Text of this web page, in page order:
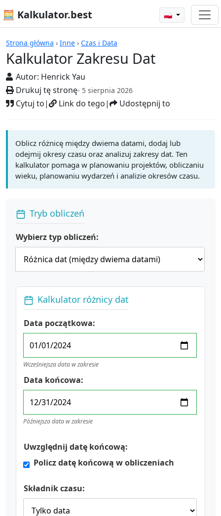
🧮 Kalkulator.best 🇵🇱
Strona główna › Inne › Czas i Data
Kalkulator Zakresu Dat
Autor: Henrick Yau
Drukuj tę stronę- 5 sierpnia 2026
Cytuj to| Link do tego| Udostępnij to
Kalkulatory
Oblicz różnicę między dwiema datami, dodaj lub
odejmij okresy czasu oraz analizuj zakresy dat. Ten
kalkulator pomaga w planowaniu projektów, obliczaniu
wieku, planowaniu wydarzeń i analizie okresów czasu.
Tryb obliczeń
Wybierz typ obliczeń:
Kalkulator różnicy dat
Data początkowa:
Wcześniejsza data w zakresie
Data końcowa:
Późniejsza data w zakresie
Uwzględnij datę końcową:
Policz datę końcową w obliczeniach
Składnik czasu: